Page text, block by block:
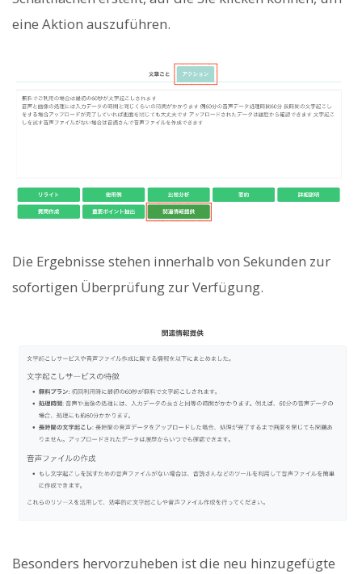
eine Aktion auszuführen.
Die Ergebnisse stehen innerhalb von Sekunden zur
sofortigen Überprüfung zur Verfügung.
Besonders hervorzuheben ist die neu hinzugefügte